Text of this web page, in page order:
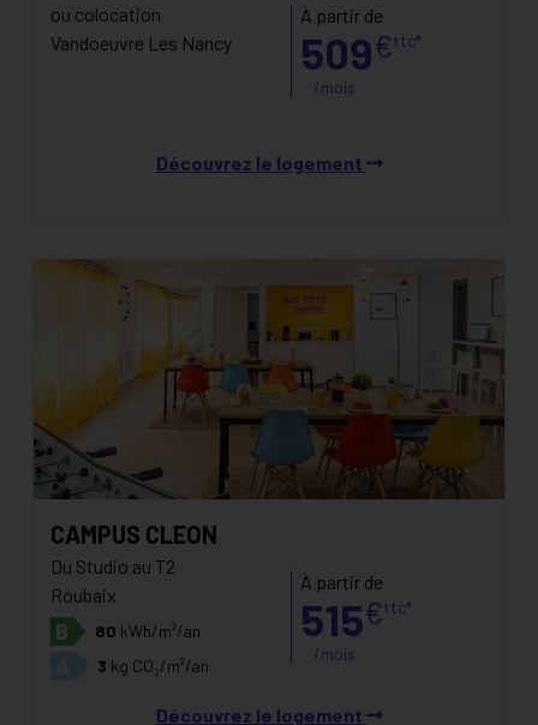
ou colocation
Vandoeuvre Les Nancy
À partir de
509€ttc*
/mois
Découvrez le logement
CAMPUS CLEON
Du Studio au T2
Roubaix
B 80 kWh/m²/an
3 kg CO₂/m²/an
À partir de
515€ttc*
/mois
Découvrez le logement